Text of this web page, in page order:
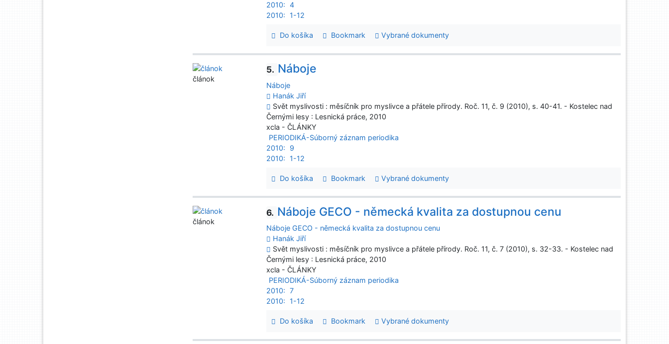
2010:
4
2010:
1-12
Do košíka Bookmark Vybrané dokumenty
5. Náboje
Náboje
Hanák Jiří
Svět myslivosti : měsíčník pro myslivce a přátele přírody. Roč. 11, č. 9 (2010), s. 40-41. - Kostelec nad
Černými lesy : Lesnická práce, 2010
xcla - ČLÁNKY
PERIODIKÁ-Súborný záznam periodika
2010:
9
2010:
1-12
Do košíka Bookmark Vybrané dokumenty
článok
6. Náboje GECO - německá kvalita za dostupnou cenu
Náboje GECO - německá kvalita za dostupnou cenu
Hanák Jiří
Svět myslivosti : měsíčník pro myslivce a přátele přírody. Roč. 11, č. 7 (2010), s. 32-33. - Kostelec nad
Černými lesy : Lesnická práce, 2010
xcla - ČLÁNKY
PERIODIKÁ-Súborný záznam periodika
2010:
7
2010:
1-12
Do košíka Bookmark Vybrané dokumenty
článok